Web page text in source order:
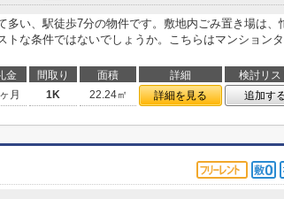
多い、駅徒歩7分の物件です。敷地内ごみ置き場は、
トな条件ではないでしょうか。こちらはマンション
金 間取り 面積 詳細
検討リス
月 1K 22.24㎡ 詳細を見る 追加す